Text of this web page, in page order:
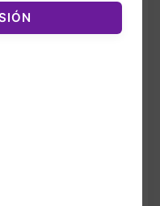
el tejido elástico